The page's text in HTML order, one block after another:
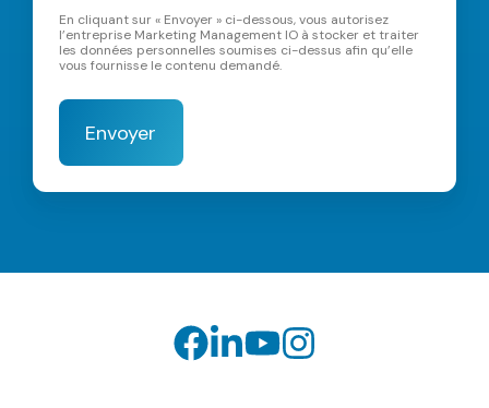
En cliquant sur « Envoyer » ci-dessous, vous autorisez
l’entreprise Marketing Management IO à stocker et traiter
les données personnelles soumises ci-dessus afin qu’elle
vous fournisse le contenu demandé.